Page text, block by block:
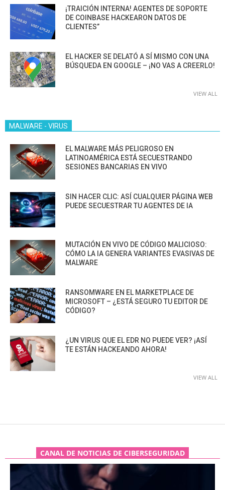
¡TRAICIÓN INTERNA! AGENTES DE SOPORTE
DE COINBASE HACKEARON DATOS DE
CLIENTES”
EL HACKER SE DELATÓ A SÍ MISMO CON UNA
BÚSQUEDA EN GOOGLE – ¡NO VAS A CREERLO!
VIEW ALL
MALWARE - VIRUS
EL MALWARE MÁS PELIGROSO EN
LATINOAMÉRICA ESTÁ SECUESTRANDO
SESIONES BANCARIAS EN VIVO
SIN HACER CLIC: ASÍ CUALQUIER PÁGINA WEB
PUEDE SECUESTRAR TU AGENTES DE IA
MUTACIÓN EN VIVO DE CÓDIGO MALICIOSO:
CÓMO LA IA GENERA VARIANTES EVASIVAS DE
MALWARE
RANSOMWARE EN EL MARKETPLACE DE
MICROSOFT – ¿ESTÁ SEGURO TU EDITOR DE
CÓDIGO?
¿UN VIRUS QUE EL EDR NO PUEDE VER? ¡ASÍ
TE ESTÁN HACKEANDO AHORA!
VIEW ALL
CANAL DE NOTICIAS DE CIBERSEGURIDAD